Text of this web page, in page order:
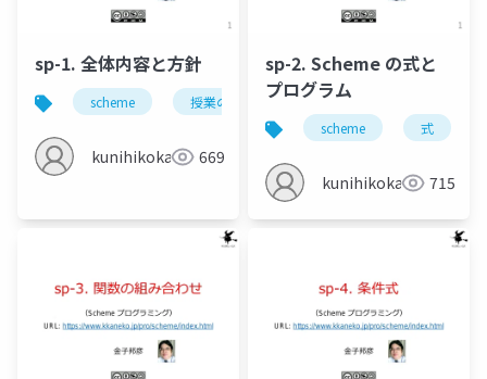
sp-1. 全体内容と方針
scheme 授業の進め方 何を学ぶのか
kunihikokaneko669
sp-2. Scheme の式と
プログラム
scheme 式
kunihikokaneko715